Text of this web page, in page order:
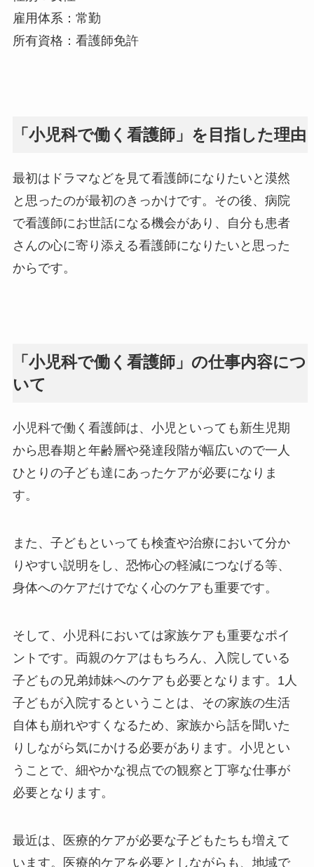
雇用体系：常勤
所有資格：看護師免許
「小児科で働く看護師」を目指した理由
最初はドラマなどを見て看護師になりたいと漠然
と思ったのが最初のきっかけです。その後、病院
で看護師にお世話になる機会があり、自分も患者
さんの心に寄り添える看護師になりたいと思った
からです。
「小児科で働く看護師」の仕事内容につ
いて
小児科で働く看護師は、小児といっても新生児期
から思春期と年齢層や発達段階が幅広いので一人
ひとりの子ども達にあったケアが必要になりま
す。
また、子どもといっても検査や治療において分か
りやすい説明をし、恐怖心の軽減につなげる等、
身体へのケアだけでなく心のケアも重要です。
そして、小児科においては家族ケアも重要なポイ
ントです。両親のケアはもちろん、入院している
子どもの兄弟姉妹へのケアも必要となります。1人
子どもが入院するということは、その家族の生活
自体も崩れやすくなるため、家族から話を聞いた
りしながら気にかける必要があります。小児とい
うことで、細やかな視点での観察と丁寧な仕事が
必要となります。
最近は、医療的ケアが必要な子どもたちも増えて
います。医療的ケアを必要としながらも、地域で